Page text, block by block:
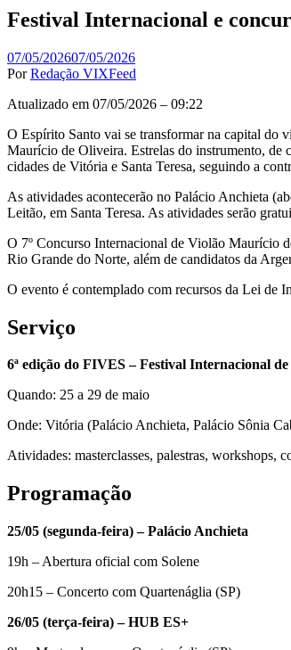
Festival Internacional e
07/05/202607/05/2026
Por Redação VIXFeed
Atualizado em 07/05/2026 – 09:22
O Espírito Santo vai se transformar na capital do
Maurício de Oliveira. Estrelas do instrumento, de
cidades de Vitória e Santa Teresa, seguindo a
As atividades acontecerão no Palácio Anchieta
Leitão, em Santa Teresa. As atividades serão
O 7º Concurso Internacional de Violão Maurício
Rio Grande do Norte, além de candidatos da
O evento é contemplado com recursos da Lei de
Serviço
6ª edição do FIVES – Festival Internacional
Quando: 25 a 29 de maio
Onde: Vitória (Palácio Anchieta, Palácio Sônia
Atividades: masterclasses, palestras, workshops,
Programação
25/05 (segunda-feira) – Palácio Anchieta
19h – Abertura oficial com Solene
20h15 – Concerto com Quartenáglia (SP)
26/05 (terça-feira) – HUB ES+